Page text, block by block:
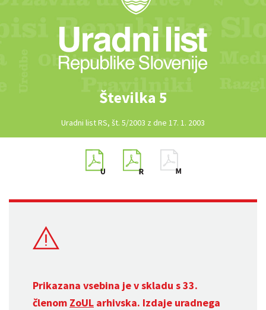
Številka 5
Uradni list RS, št. 5/2003 z dne 17. 1. 2003
Prikazana vsebina je v skladu s 33.
členom ZoUL arhivska. Izdaje uradnega